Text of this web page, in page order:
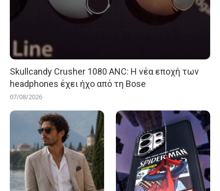
Skullcandy Crusher 1080 ANC: Η νέα εποχή των
headphones έχει ήχο από τη Bose
07/08/2026